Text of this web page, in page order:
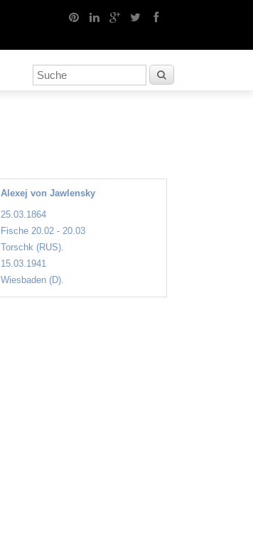
Alexej von Jawlensky
25.03.1864
Fische 20.02 - 20.03
Torschk (RUS).
15.03.1941
Wiesbaden (D).